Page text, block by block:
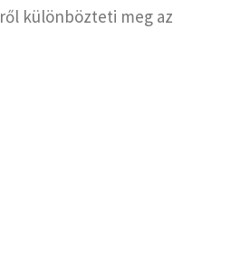
különbözteti meg az